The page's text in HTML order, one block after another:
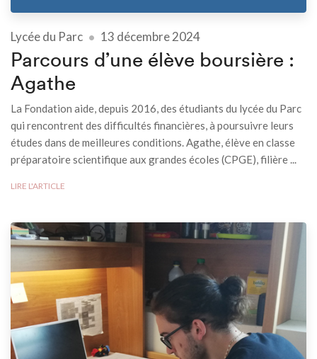
Lycée du Parc 13 décembre 2024
Parcours d’une élève boursière :
Agathe
La Fondation aide, depuis 2016, des étudiants du lycée du Parc
qui rencontrent des difficultés financières, à poursuivre leurs
études dans de meilleures conditions. Agathe, élève en classe
préparatoire scientifique aux grandes écoles (CPGE), filière ...
LIRE L'ARTICLE